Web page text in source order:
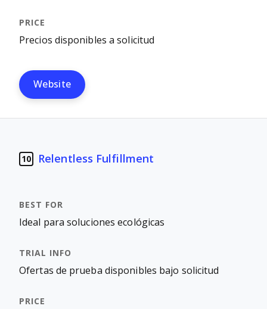
Precios disponibles a solicitud
Website
10 Relentless Fulfillment
Ideal para soluciones ecológicas
Ofertas de prueba disponibles bajo solicitud